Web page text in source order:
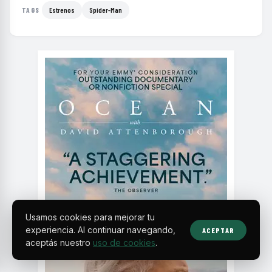
TAGS Estrenos Spider-Man
Usamos cookies para mejorar tu
experiencia. Al continuar navegando,
aceptás nuestro uso de cookies.
ACEPTAR